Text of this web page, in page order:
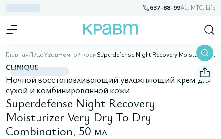
637-88-99A1, МТС, Life
ГлавнаяЛицоУходНочной крем Superdefense Night Recovery Moisturizer Very Dry To Dry Combination, 50 мл
CLINIQUE
Ночной восстанавливающий увлажняющий крем для
сухой и комбинированной кожи
Superdefense Night Recovery
Moisturizer Very Dry To Dry
Combination, 50 мл